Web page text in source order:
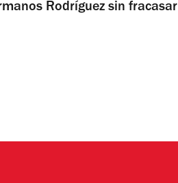
Rodríguez sin fracasar